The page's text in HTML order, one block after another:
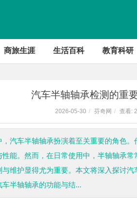
商旅生涯 生活百科 教育科研
汽车半轴轴承检测的重
2026-05-30 / 芬奇网 / 查看:
汽车半轴轴承扮演着至关重要的角色
能。然而，在日常使用中，半轴轴承
维护显得尤为重要。本文将深入探讨
半轴轴承的功能与结...